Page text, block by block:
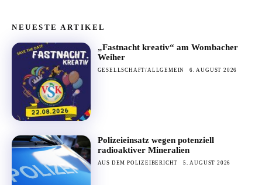
NEUESTE ARTIKEL
„Fastnacht kreativ“ am Wombacher
Weiher
GESELLSCHAFT/ALLGEMEIN 6. AUGUST 2026
Polizeieinsatz wegen potenziell
radioaktiver Mineralien
AUS DEM POLIZEIBERICHT 5. AUGUST 2026